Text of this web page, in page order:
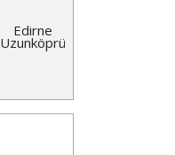
Edirne
Uzunköprü